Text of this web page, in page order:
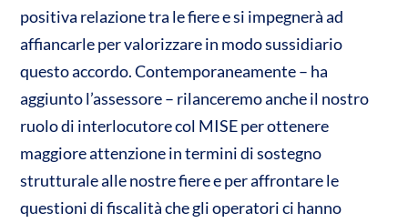
positiva relazione tra le fiere e si impegnerà ad
affiancarle per valorizzare in modo sussidiario
questo accordo. Contemporaneamente – ha
aggiunto l’assessore – rilanceremo anche il nostro
ruolo di interlocutore col MISE per ottenere
maggiore attenzione in termini di sostegno
strutturale alle nostre fiere e per affrontare le
questioni di fiscalità che gli operatori ci hanno